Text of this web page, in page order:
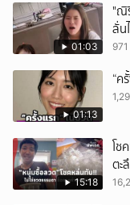
01:03
"ณิ
ลั่น
01:13
“ค
15:18
โช
ตะ